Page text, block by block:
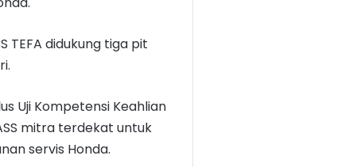
TEFA didukung tiga pit
Uji Kompetensi Keahlian
mitra terdekat untuk
servis Honda.